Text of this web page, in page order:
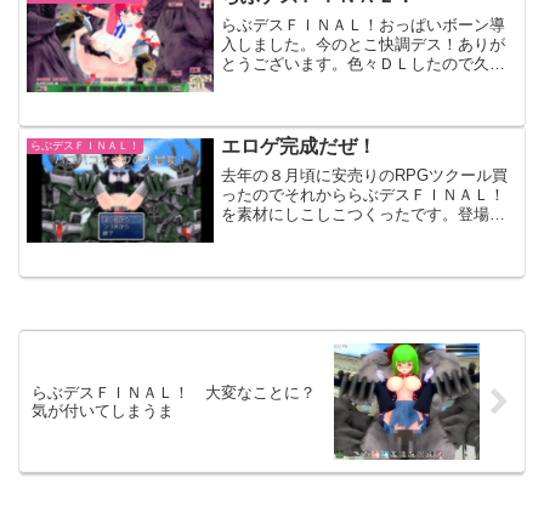
らぶデスＦＩＮＡＬ！おっぱいボーン導
入しました。今のとこ快調デス！ありが
とうございます。色々ＤＬしたので久し
位をつくりながらみかん星を減らそうと
思います。さっそくですが...
らぶデスＦＩＮＡＬ！ エロゲ完成だぜ！
去年の８月頃に安売りのRPGツクール買
ったのでそれかららぶデスＦＩＮＡＬ！
を素材にしこしこつくったです。登場人
ャラであっさり全滅するかもしれないで
らぶデスＦＩＮＡＬ！ 大変なことに？
気が付いてしまうま